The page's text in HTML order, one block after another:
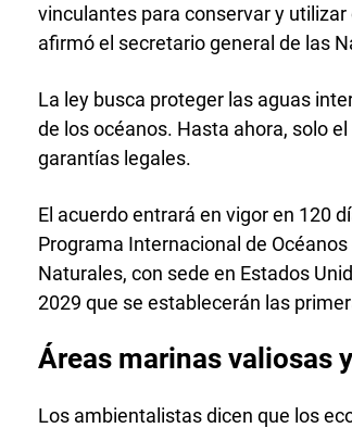
vinculantes para conservar y
afirmó el secretario general de las
La ley busca proteger las aguas
de los océanos. Hasta ahora, solo
garantías legales.
El acuerdo entrará en vigor en 120
Programa Internacional de
Naturales, con sede en Estados
2029 que se establecerán las
Áreas marinas valiosas
Los ambientalistas dicen que los